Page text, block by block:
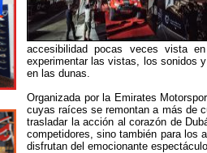
accesibilidad pocas veces vista
experimentar las vistas, los sonidos
en las dunas.
Organizada por la Emirates
cuyas raíces se remontan a más de
trasladar la acción al corazón de
competidores, sino también para los
disfrutan del emocionante